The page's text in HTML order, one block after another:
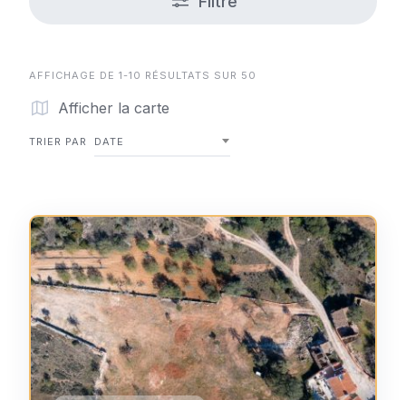
AFFICHAGE DE 1-10 RÉSULTATS SUR 50
Afficher la carte
TRIER PAR DATE